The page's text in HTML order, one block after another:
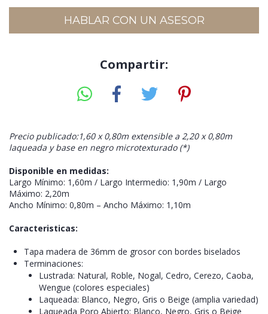
HABLAR CON UN ASESOR
Compartir:
Precio publicado:1,60 x 0,80m extensible a 2,20 x 0,80m
laqueada y base en negro microtexturado (*)
Disponible en medidas:
Largo Mínimo: 1,60m / Largo Intermedio: 1,90m / Largo
Máximo: 2,20m
Ancho Mínimo: 0,80m – Ancho Máximo: 1,10m
Caracteristicas:
Tapa madera de 36mm de grosor con bordes biselados
Terminaciones:
Lustrada: Natural, Roble, Nogal, Cedro, Cerezo, Caoba,
Wengue (colores especiales)
Laqueada: Blanco, Negro, Gris o Beige (amplia variedad)
Laqueada Poro Abierto: Blanco, Negro, Gris o Beige